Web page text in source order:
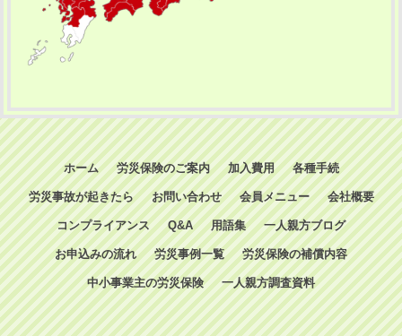
ホーム 労災保険のご案内 加入費用 各種手続
労災事故が起きたら お問い合わせ 会員メニュー 会社概要
コンプライアンス Q&A 用語集 一人親方ブログ
お申込みの流れ 労災事例一覧 労災保険の補償内容
中小事業主の労災保険 一人親方調査資料